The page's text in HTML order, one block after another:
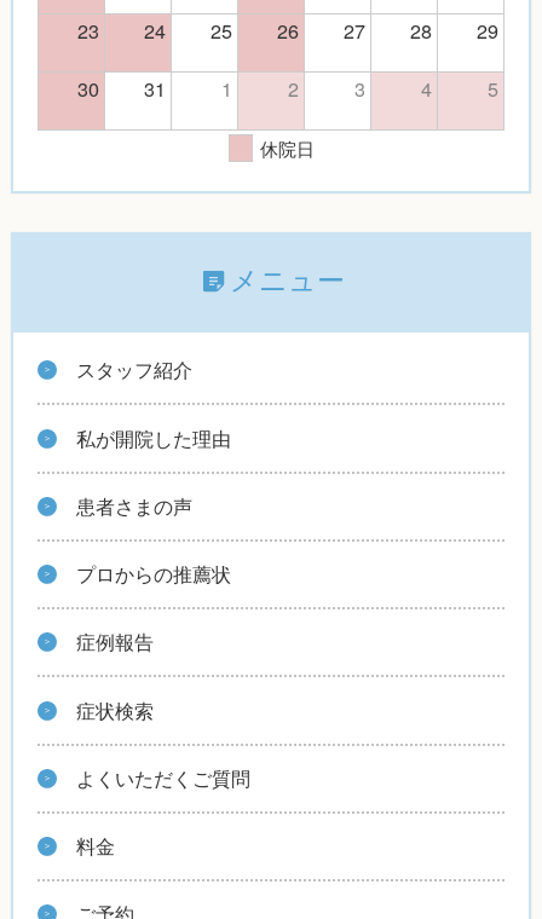
23
24 25 26 27 28
29
30
31 1 2 3 4 5
休院日
メニュー
スタッフ紹介
私が開院した理由
患者さまの声
プロからの推薦状
症例報告
症状検索
よくいただくご質問
料金
ご予約